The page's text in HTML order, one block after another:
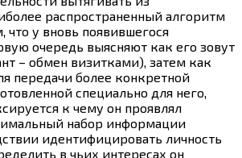
распространенный алгоритм
что у вновь появившегося
очередь выясняют как его зовут
– обмен визитками), затем как
передачи более конкретной
специально для него,
к чему он проявлял
набор информации
идентифицировать личность
в чьих интересах он